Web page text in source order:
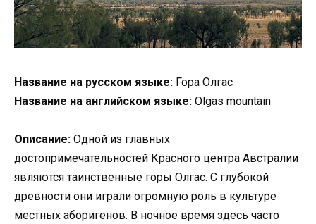
Название на русском языке: Гора Олгас
Название на английском языке: Olgas mountain
Описание: Одной из главных
достопримечательностей Красного центра Австралии
являются таинственные горы Олгас. С глубокой
древности они играли огромную роль в культуре
местных аборигенов. В ночное время здесь часто